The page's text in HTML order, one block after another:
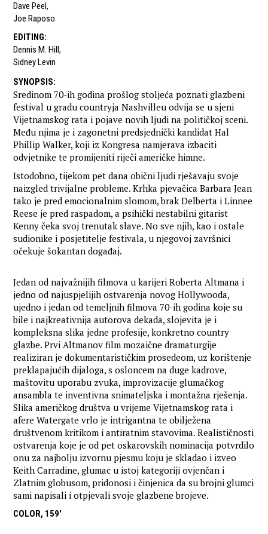
Dave Peel,
Joe Raposo
EDITING:
Dennis M. Hill,
Sidney Levin
SYNOPSIS:
Sredinom 70-ih godina prošlog stoljeća poznati glazbeni
festival u gradu countryja Nashvilleu odvija se u sjeni
Vijetnamskog rata i pojave novih ljudi na političkoj sceni.
Među njima je i zagonetni predsjednički kandidat Hal
Phillip Walker, koji iz Kongresa namjerava izbaciti
odvjetnike te promijeniti riječi američke himne.
Istodobno, tijekom pet dana obični ljudi rješavaju svoje
naizgled trivijalne probleme. Krhka pjevačica Barbara Jean
tako je pred emocionalnim slomom, brak Delberta i Linnee
Reese je pred raspadom, a psihički nestabilni gitarist
Kenny čeka svoj trenutak slave. No sve njih, kao i ostale
sudionike i posjetitelje festivala, u njegovoj završnici
očekuje šokantan događaj.
Jedan od najvažnijih filmova u karijeri Roberta Altmana i
jedno od najuspjelijih ostvarenja novog Hollywooda,
ujedno i jedan od temeljnih filmova 70-ih godina koje su
bile i najkreativnija autorova dekada, slojevita je i
kompleksna slika jedne profesije, konkretno country
glazbe. Prvi Altmanov film mozaične dramaturgije
realiziran je dokumentarističkim prosedeom, uz korištenje
preklapajućih dijaloga, s osloncem na duge kadrove,
maštovitu uporabu zvuka, improvizacije glumačkog
ansambla te inventivna snimateljska i montažna rješenja.
Slika američkog društva u vrijeme Vijetnamskog rata i
afere Watergate vrlo je intrigantna te obilježena
društvenom kritikom i antiratnim stavovima. Realističnosti
ostvarenja koje je od pet oskarovskih nominacija potvrdilo
onu za najbolju izvornu pjesmu koju je skladao i izveo
Keith Carradine, glumac u istoj kategoriji ovjenčan i
Zlatnim globusom, pridonosi i činjenica da su brojni glumci
sami napisali i otpjevali svoje glazbene brojeve.
COLOR, 159'